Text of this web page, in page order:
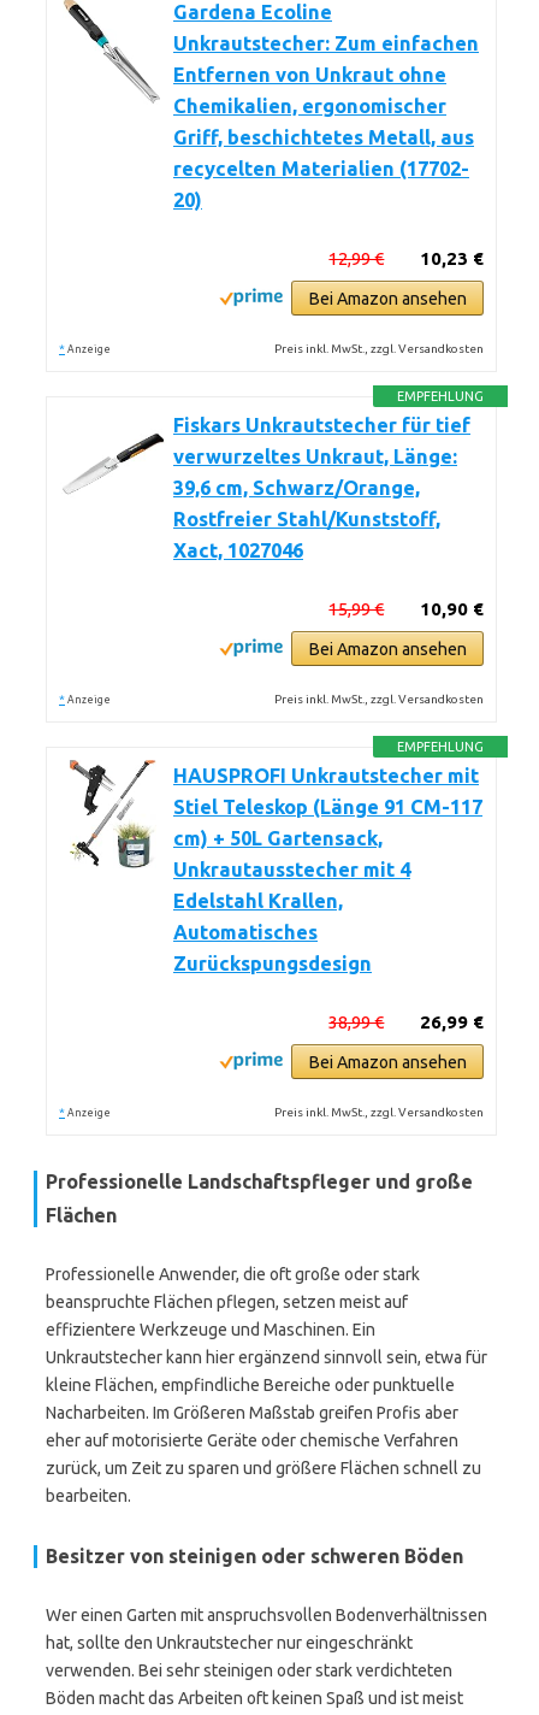
Gardena Ecoline
Unkrautstecher: Zum einfachen
Entfernen von Unkraut ohne
Chemikalien, ergonomischer
Griff, beschichtetes Metall, aus
recycelten Materialien (17702-
20)
10,23 €
12,99 €
Bei Amazon ansehen
* Anzeige Preis inkl. MwSt., zzgl. Versandkosten
EMPFEHLUNG
Fiskars Unkrautstecher für tief
verwurzeltes Unkraut, Länge:
39,6 cm, Schwarz/Orange,
Rostfreier Stahl/Kunststoff,
Xact, 1027046
10,90 €
15,99 €
Bei Amazon ansehen
* Anzeige Preis inkl. MwSt., zzgl. Versandkosten
EMPFEHLUNG
HAUSPROFI Unkrautstecher mit
Stiel Teleskop (Länge 91 CM-117
cm) + 50L Gartensack,
Unkrautausstecher mit 4
Edelstahl Krallen,
Automatisches
Zurückspungsdesign
26,99 €
38,99 €
Bei Amazon ansehen
* Anzeige Preis inkl. MwSt., zzgl. Versandkosten
Professionelle Landschaftspfleger und große
Flächen
Professionelle Anwender, die oft große oder stark
beanspruchte Flächen pflegen, setzen meist auf
effizientere Werkzeuge und Maschinen. Ein
Unkrautstecher kann hier ergänzend sinnvoll sein, etwa für
kleine Flächen, empfindliche Bereiche oder punktuelle
Nacharbeiten. Im Größeren Maßstab greifen Profis aber
eher auf motorisierte Geräte oder chemische Verfahren
zurück, um Zeit zu sparen und größere Flächen schnell zu
bearbeiten.
Besitzer von steinigen oder schweren Böden
Wer einen Garten mit anspruchsvollen Bodenverhältnissen
hat, sollte den Unkrautstecher nur eingeschränkt
verwenden. Bei sehr steinigen oder stark verdichteten
Böden macht das Arbeiten oft keinen Spaß und ist meist